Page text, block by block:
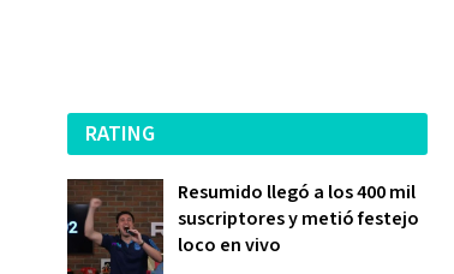
RATING
Resumido llegó a los 400 mil
suscriptores y metió festejo
loco en vivo